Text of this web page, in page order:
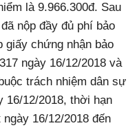
là 9.966.300đ. Sau
nộp đầy đủ phí bảo
giấy chứng nhận bảo
ngày 16/12/2018 và
trách nhiệm dân sự
16/12/2018, thời hạn
16/12/2018 đến